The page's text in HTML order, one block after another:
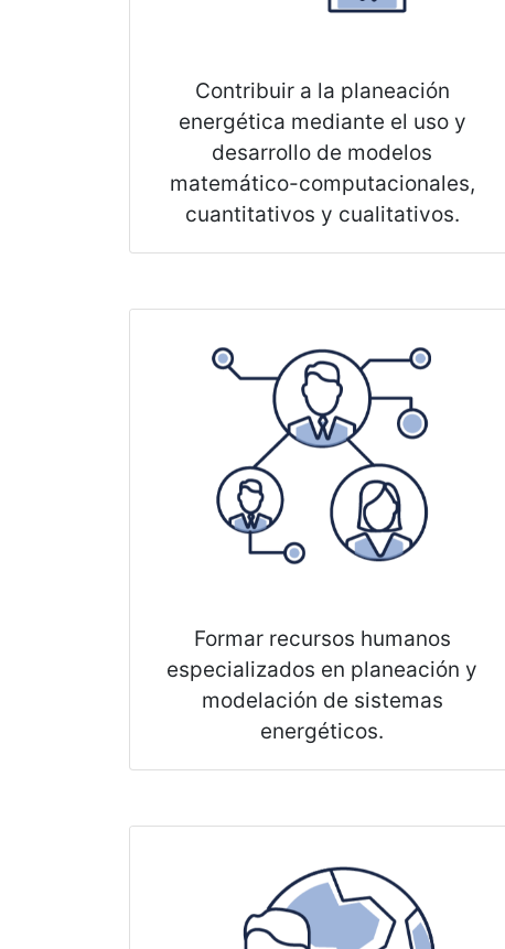
Contribuir a la planeación
energética mediante el uso y
desarrollo de modelos
matemático-computacionales,
cuantitativos y cualitativos.
Formar recursos humanos
especializados en planeación y
modelación de sistemas
energéticos.